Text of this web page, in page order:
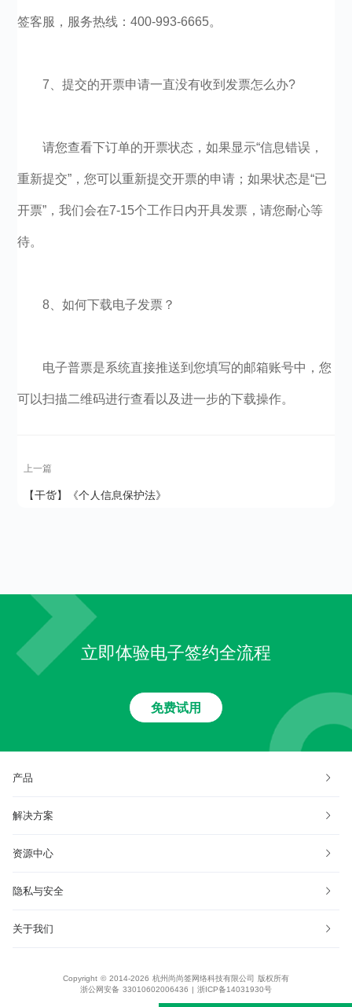
签客服，服务热线：400-993-6665。
7、提交的开票申请一直没有收到发票怎么办?
请您查看下订单的开票状态，如果显示“信息错误，
重新提交”，您可以重新提交开票的申请；如果状态是“已
开票”，我们会在7-15个工作日内开具发票，请您耐心等
待。
8、如何下载电子发票？
电子普票是系统直接推送到您填写的邮箱账号中，您
可以扫描二维码进行查看以及进一步的下载操作。
上一篇
【干货】《个人信息保护法》
立即体验电子签约全流程
免费试用
产品
解决方案
资源中心
隐私与安全
关于我们
Copyright © 2014-2026 杭州尚尚签网络科技有限公司 版权所有
浙公网安备 33010602006436 | 浙ICP备14031930号